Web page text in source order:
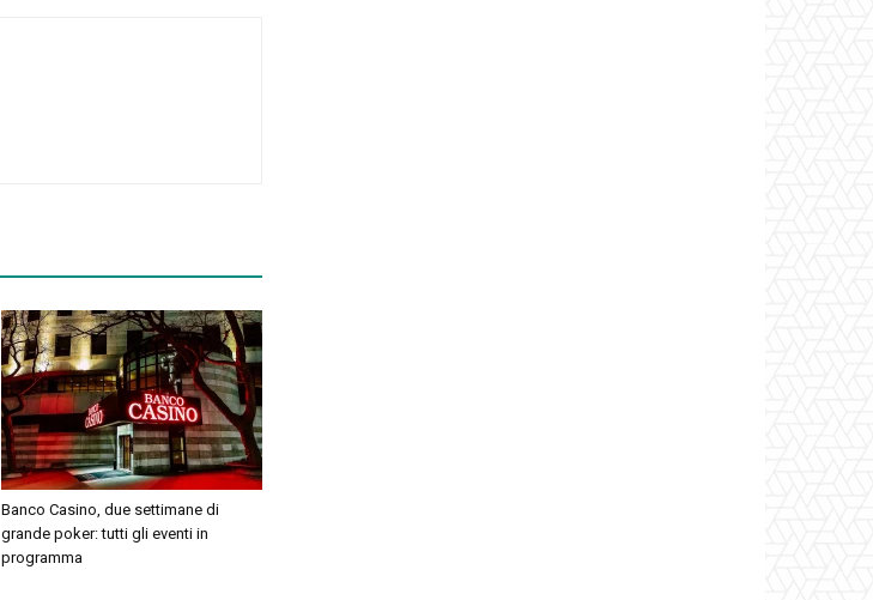
Banco Casino, due settimane di
grande poker: tutti gli eventi in
programma